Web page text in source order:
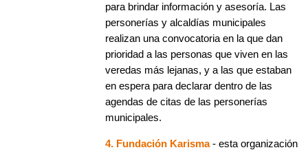
para brindar información y asesoría. Las
personerías y alcaldías municipales
realizan una convocatoria en la que dan
prioridad a las personas que viven en las
veredas más lejanas, y a las que estaban
en espera para declarar dentro de las
agendas de citas de las personerías
municipales.
4. Fundación Karisma- esta organización